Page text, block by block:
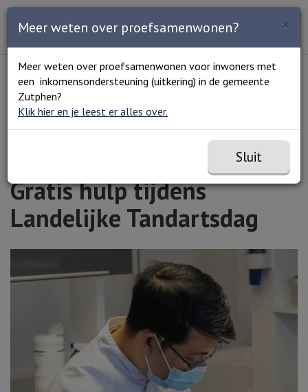
Open en sluit het
Menu
Lees voor
Uitleg woorden
Simpele tekst
Home Gratis hulp tijdens Landelijke Tandartsdag
Gratis hulp tijdens
Landelijke Tandartsdag
×
Meer weten over proefsamenwonen?
Meer weten over proefsamenwonen voor inwoners met
een inkomensondersteuning (uitkering) in de gemeente
Zutphen?
Klik hier en je leest er alles over.
Sluit